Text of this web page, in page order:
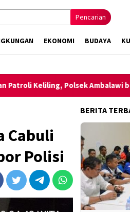
Pencarian
EKONOMI BUDAYA
Polsek Ambalawi bersama TNI dan
Cabuli
Polisi
BERITA